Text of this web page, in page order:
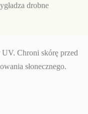
drobne
Chroni skórę przed
słonecznego.